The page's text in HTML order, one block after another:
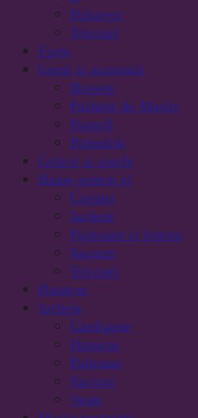
Pulovere
Tricouri
Fuste
Genti si accesorii
Borsete
Pachete de Martie
Pantofi
Portofele
Gulere si esarfe
Haine pentru el
Camasi
Jachete
Papioane si butoni
Sacouri
Tricouri
Hanorac
Jachete
Cardigane
Hanorac
Paltoane
Sacouri
Veste